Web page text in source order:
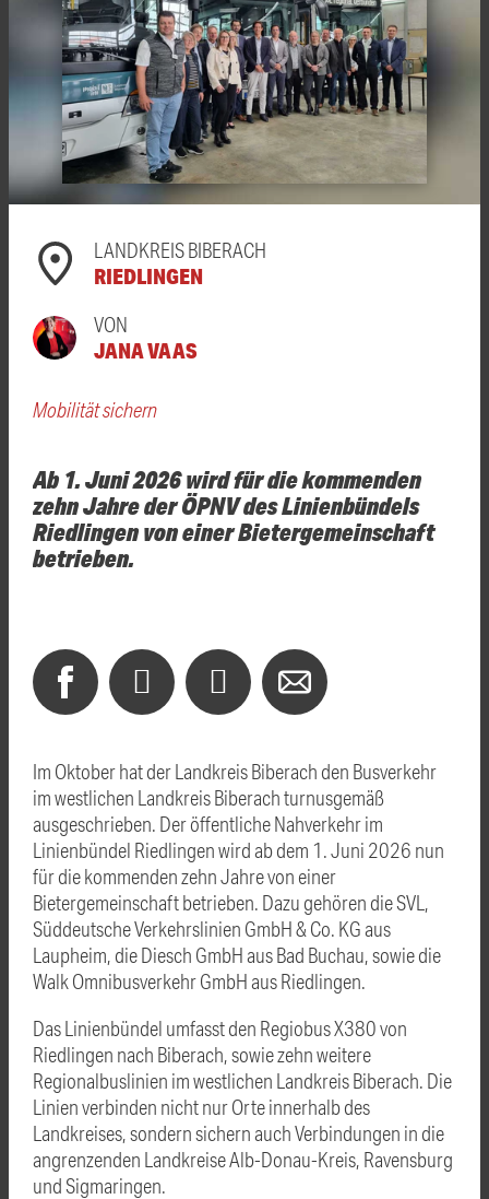
LANDKREIS BIBERACH
RIEDLINGEN
VON
JANA VAAS
Mobilität sichern
Ab 1. Juni 2026 wird für die kommenden
zehn Jahre der ÖPNV des Linienbündels
Riedlingen von einer Bietergemeinschaft
betrieben.
Im Oktober hat der Landkreis Biberach den Busverkehr
im westlichen Landkreis Biberach turnusgemäß
ausgeschrieben. Der öffentliche Nahverkehr im
Linienbündel Riedlingen wird ab dem 1. Juni 2026 nun
für die kommenden zehn Jahre von einer
Bietergemeinschaft betrieben. Dazu gehören die SVL,
Süddeutsche Verkehrslinien GmbH & Co. KG aus
Laupheim, die Diesch GmbH aus Bad Buchau, sowie die
Walk Omnibusverkehr GmbH aus Riedlingen.
Das Linienbündel umfasst den Regiobus X380 von
Riedlingen nach Biberach, sowie zehn weitere
Regionalbuslinien im westlichen Landkreis Biberach. Die
Linien verbinden nicht nur Orte innerhalb des
Landkreises, sondern sichern auch Verbindungen in die
angrenzenden Landkreise Alb-Donau-Kreis, Ravensburg
und Sigmaringen.